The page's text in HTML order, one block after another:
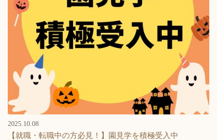
2025.10.08
【就職・転職中の方必見！】園見学を積極受入中